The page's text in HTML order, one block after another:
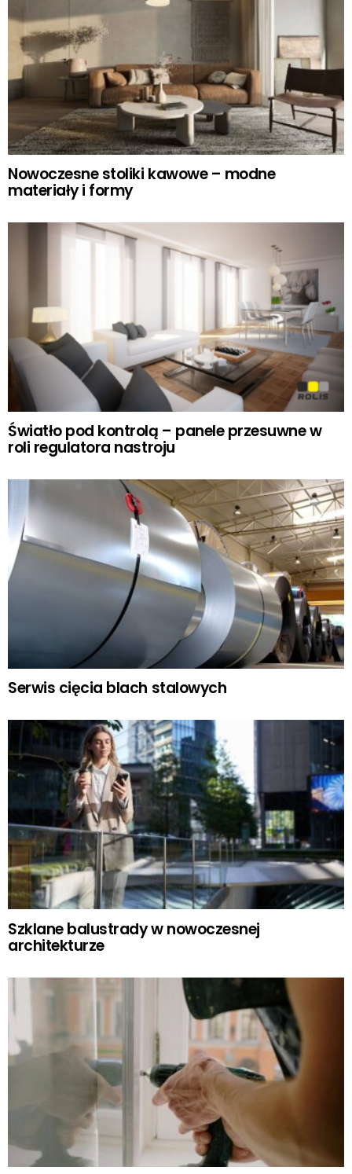
Nowoczesne stoliki kawowe – modne
materiały i formy
Światło pod kontrolą – panele przesuwne w
roli regulatora nastroju
Serwis cięcia blach stalowych
Szklane balustrady w nowoczesnej
architekturze